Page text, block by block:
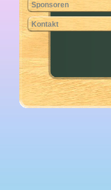
Sponsoren
Kontakt